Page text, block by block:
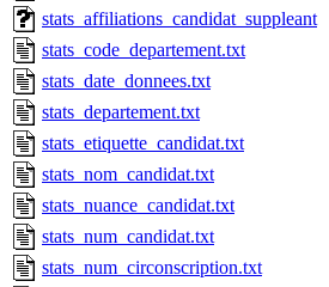
stats_affiliations_candidat_suppleant
stats_code_departement.txt
stats_date_donnees.txt
stats_departement.txt
stats_etiquette_candidat.txt
stats_nom_candidat.txt
stats_nuance_candidat.txt
stats_num_candidat.txt
stats_num_circonscription.txt